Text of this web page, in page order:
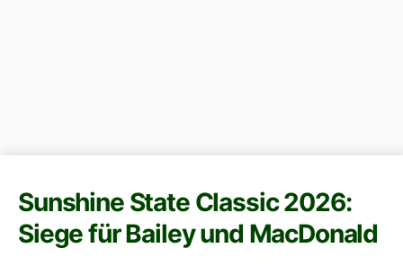
Sunshine State Classic 2026:
Siege für Bailey und MacDonald